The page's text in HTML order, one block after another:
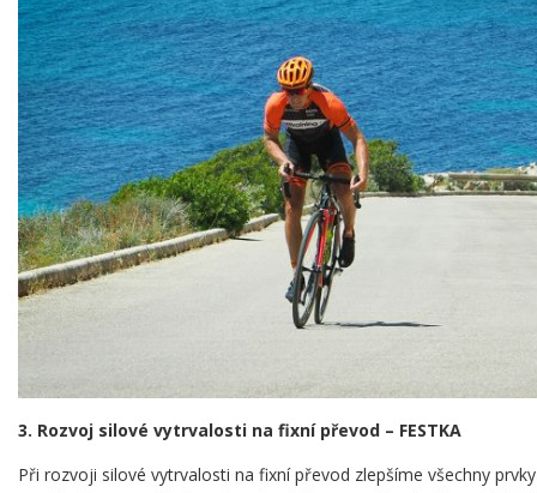
3. Rozvoj silové vytrvalosti na fixní převod – FESTKA
Při rozvoji silové vytrvalosti na fixní převod zlepšíme všechny